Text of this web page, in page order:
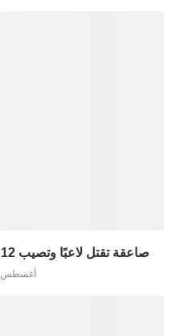
صاعقة تقتل لاعبًا وتصيب 12 آخرين خلال مباراة في تايلاند
أغسطس 6, 2026